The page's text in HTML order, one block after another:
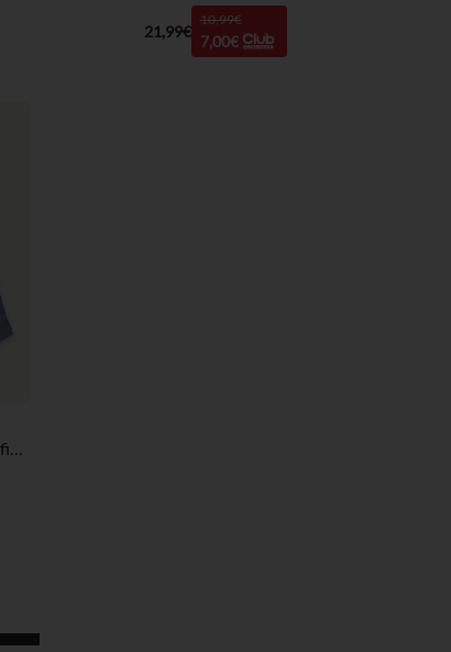
confidentialité, en garantissant la conformité avec
21,99€
10,99€
7,00€
Chemise manches longues à volant fille